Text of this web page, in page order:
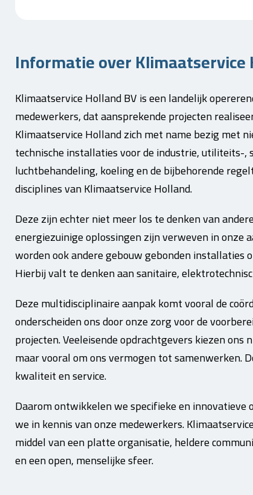
Informatie over Klimaatservice
Klimaatservice Holland BV is een landelijk
medewerkers, dat aansprekende projecten
Klimaatservice Holland zich met name bezig met
technische installaties voor de industrie, utiliteits-,
luchtbehandeling, koeling en de bijbehorende
disciplines van Klimaatservice Holland.
Deze zijn echter niet meer los te denken van
energiezuinige oplossingen zijn verweven in
worden ook andere gebouw gebonden
Hierbij valt te denken aan sanitaire,
Deze multidisciplinaire aanpak komt vooral de
onderscheiden ons door onze zorg voor de
projecten. Veeleisende opdrachtgevers kiezen
maar vooral om ons vermogen tot samenwerken.
kwaliteit en service.
Daarom ontwikkelen we specifieke en
we in kennis van onze medewerkers.
middel van een platte organisatie, heldere
en een open, menselijke sfeer.